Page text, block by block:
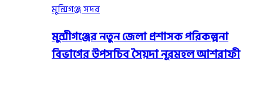
মুন্সিগঞ্জ সদর
মুন্সীগঞ্জের নতুন জেলা প্রশাসক পরিকল্পনা
বিভাগের উপসচিব সৈয়দা নুরমহল আশরাফী